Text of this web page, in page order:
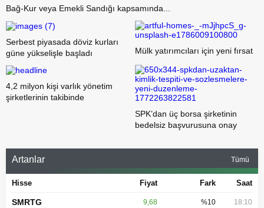
Bağ-Kur veya Emekli Sandığı kapsamında...
Serbest piyasada döviz kurları
güne yükselişle başladı
Mülk yatırımcıları için yeni fırsat
4,2 milyon kişi varlık yönetim
şirketlerinin takibinde
SPK’dan üç borsa şirketinin
bedelsiz başvurusuna onay
Artanlar Tümü
Hisse Fiyat Fark Saat
SMRTG 9,68 %10 18:10